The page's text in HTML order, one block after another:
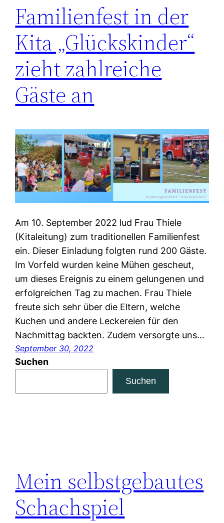
Familienfest in der
Kita „Glückskinder“
zieht zahlreiche
Gäste an
Am 10. September 2022 lud Frau Thiele
(Kitaleitung) zum traditionellen Familienfest
ein. Dieser Einladung folgten rund 200 Gäste.
Im Vorfeld wurden keine Mühen gescheut,
um dieses Ereignis zu einem gelungenen und
erfolgreichen Tag zu machen. Frau Thiele
freute sich sehr über die Eltern, welche
Kuchen und andere Leckereien für den
Nachmittag backten. Zudem versorgte uns…
September 30, 2022
Suchen
Suchen
Mein selbstgebautes
Schachspiel